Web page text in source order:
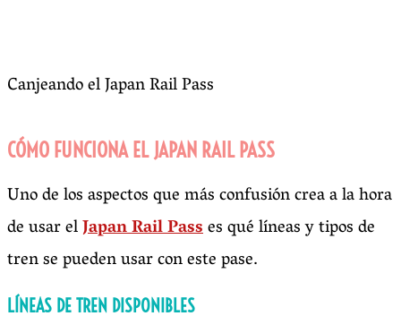
Canjeando el Japan Rail Pass
CÓMO FUNCIONA EL JAPAN RAIL PASS
Uno de los aspectos que más confusión crea a la hora
de usar elJapan Rail Passes qué líneas y tipos de
tren se pueden usar con este pase.
LÍNEAS DE TREN DISPONIBLES